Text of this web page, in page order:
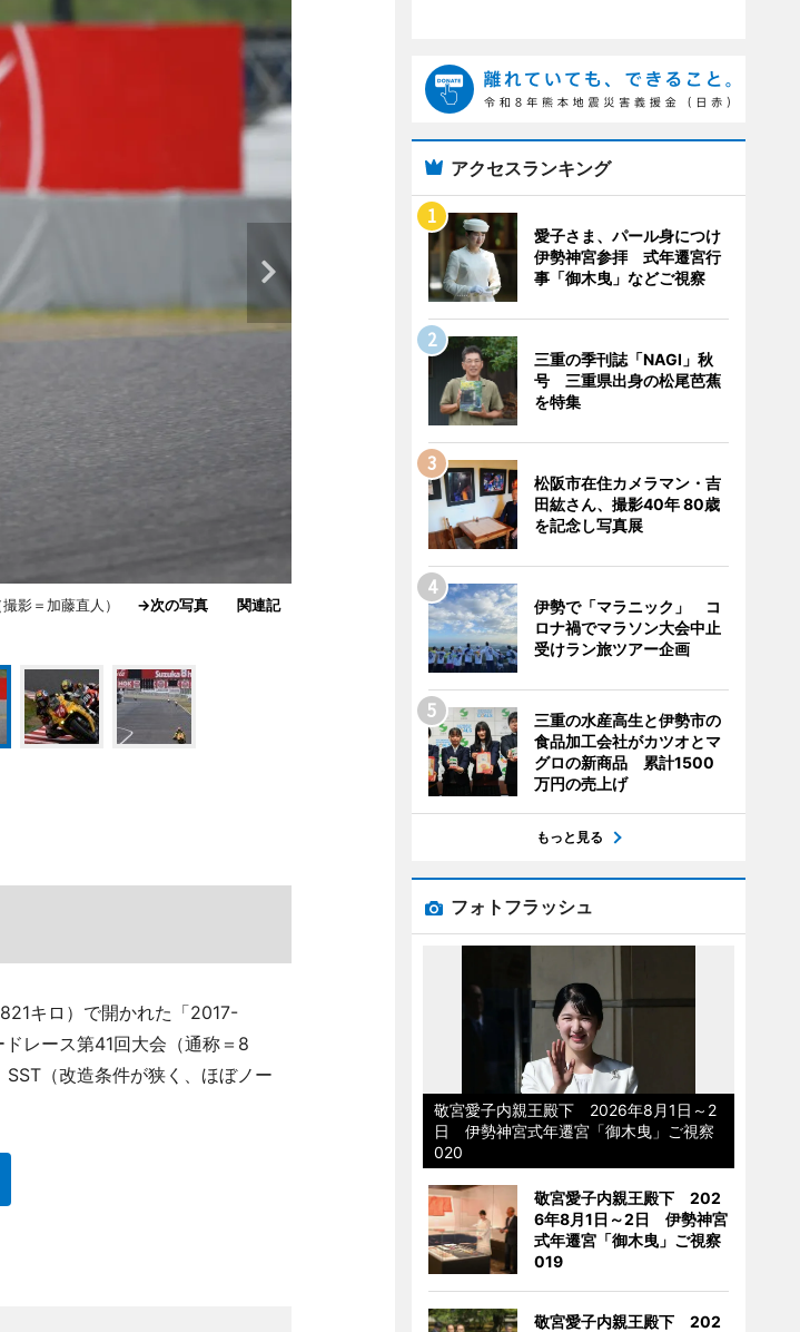
影＝加藤直人） →次の写真
関連記
キロ）で開かれた「2017-
レース第41回大会（通称＝8
（改造条件が狭く、ほぼノー
アクセスランキング
愛子さま、パール身につけ
伊勢神宮参拝 式年遷宮行
事「御木曳」などご視察
三重の季刊誌「NAGI」秋
号 三重県出身の松尾芭蕉
を特集
松阪市在住カメラマン・吉
田紘さん、撮影40年 80歳
を記念し写真展
伊勢で「マラニック」 コ
ロナ禍でマラソン大会中止
受けラン旅ツアー企画
三重の水産高生と伊勢市の
食品加工会社がカツオとマ
グロの新商品 累計1500
万円の売上げ
もっと見る
フォトフラッシュ
敬宮愛子内親王殿下 2026年8月1日～2
日 伊勢神宮式年遷宮「御木曳」ご視察
020
敬宮愛子内親王殿下 202
6年8月1日～2日 伊勢神宮
式年遷宮「御木曳」ご視察
019
敬宮愛子内親王殿下 202